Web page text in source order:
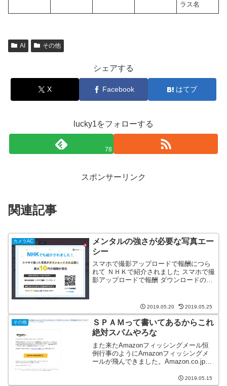
ラス名
AI その他
シェアする
X Facebook はてブ
lucky1をフォローする
78
スポンサーリンク
関連記事
カメラAC
メンタルの強さが必要な写真エー
シー
スマホで撮影アップロードで報酬につら
れて ＮＨＫで紹介されました スマホで撮
影アップロードで報酬 ダウンロードのた
は、1日１０円くらいもらえたらいいなと
考えていたのですが...
2019.05.20 2019.05.25
その他
ＳＰＡＭって書いてあるからこれ
絶対スパムやろな
また来たAmazonフィッシングメール恒
例行事のようにAmazonフィッシングメ
ールが飛んできました。Amazon.co.jpか
いて補足：フィッシングと思われるEメ
2019.05.15